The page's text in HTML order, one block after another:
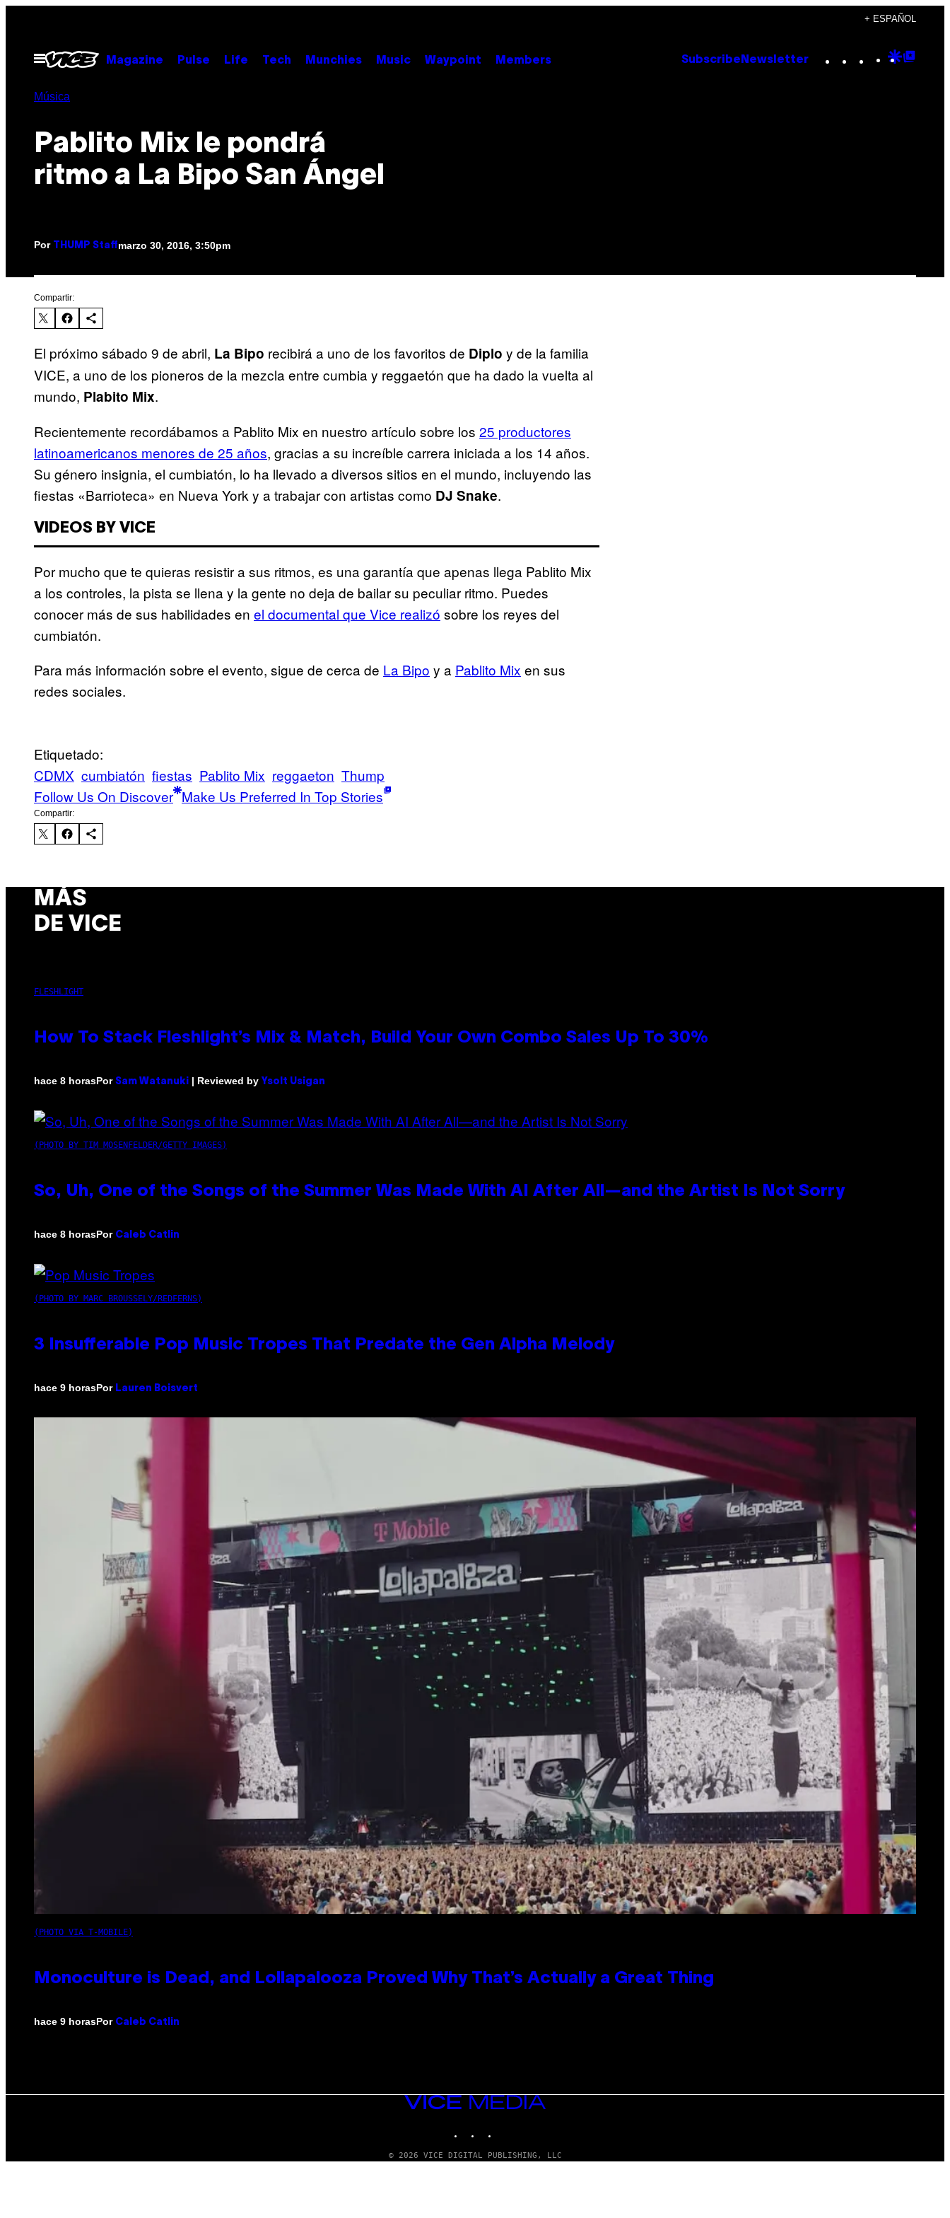
contenido
+ ESPAÑOL
Abrir
Menú
Magazine Pulse Life Tech Munchies Music Waypoint Members Subscribe Newsletter Instagram
TikTok
YouTube
Google
Música
Pablito Mix le pondrá
ritmo a La Bipo San Ángel
Por THUMP Staffmarzo 30, 2016, 3:50pm
Compartir:
El próximo sábado 9 de abril, La Bipo recibirá a uno de los favoritos de Diplo y de la familia
VICE, a uno de los pioneros de la mezcla entre cumbia y reggaetón que ha dado la vuelta al
mundo, Plabito Mix.
Recientemente recordábamos a Pablito Mix en nuestro artículo sobre los 25 productores
latinoamericanos menores de 25 años, gracias a su increíble carrera iniciada a los 14 años.
Su género insignia, el cumbiatón, lo ha llevado a diversos sitios en el mundo, incluyendo las
fiestas «Barrioteca» en Nueva York y a trabajar con artistas como DJ Snake.
VIDEOS BY VICE
Por mucho que te quieras resistir a sus ritmos, es una garantía que apenas llega Pablito Mix
a los controles, la pista se llena y la gente no deja de bailar su peculiar ritmo. Puedes
conocer más de sus habilidades en el documental que Vice realizó sobre los reyes del
cumbiatón.
Para más información sobre el evento, sigue de cerca de La Bipo y a Pablito Mix en sus
redes sociales.
Etiquetado:
CDMX cumbiatón fiestas Pablito Mix reggaeton Thump
Follow Us On Discover Make Us Preferred In Top Stories
Compartir:
MÁS
DE VICE
FLESHLIGHT
How To Stack Fleshlight’s Mix & Match, Build Your Own Combo Sales Up To 30%
hace 8 horasPor Sam Watanuki | Reviewed by Ysolt Usigan
(PHOTO BY TIM MOSENFELDER/GETTY IMAGES)
So, Uh, One of the Songs of the Summer Was Made With AI After All—and the Artist Is Not Sorry
hace 8 horasPor Caleb Catlin
(PHOTO BY MARC BROUSSELY/REDFERNS)
3 Insufferable Pop Music Tropes That Predate the Gen Alpha Melody
hace 9 horasPor Lauren Boisvert
(PHOTO VIA T-MOBILE)
Monoculture is Dead, and Lollapalooza Proved Why That’s Actually a Great Thing
hace 9 horasPor Caleb Catlin
VICE
MEDIA
© 2026 VICE DIGITAL PUBLISHING, LLC